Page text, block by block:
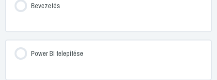
Bevezetés
Power BI telepítése